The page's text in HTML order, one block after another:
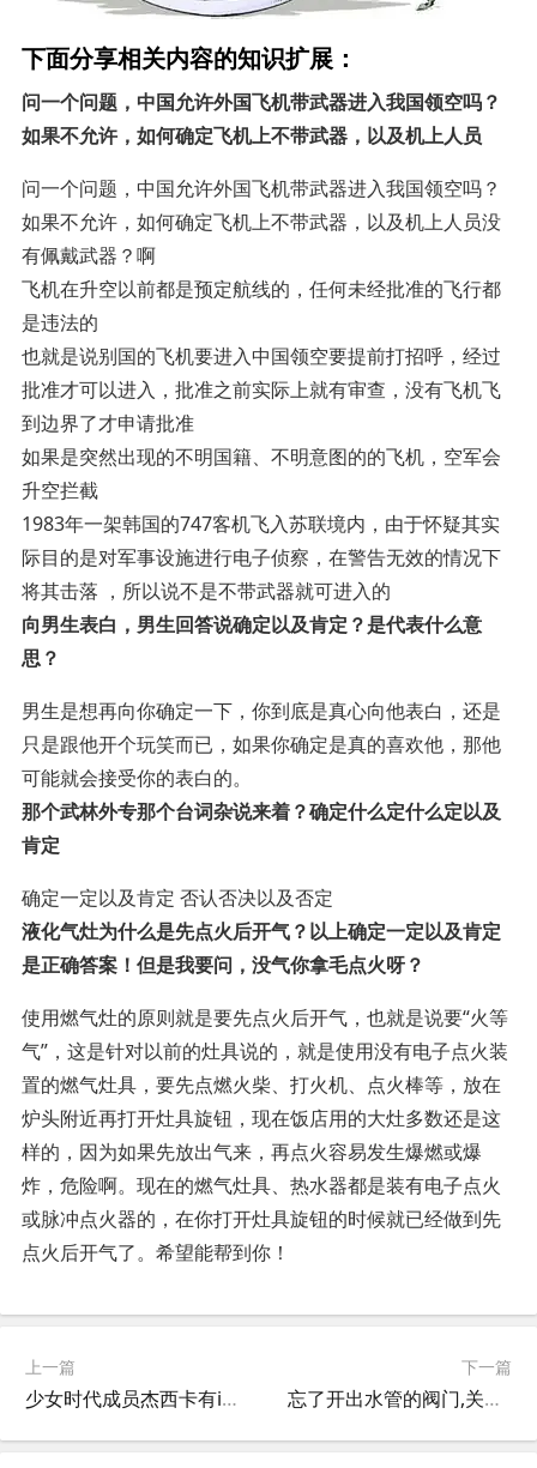
下面分享相关内容的知识扩展：
问一个问题，中国允许外国飞机带武器进入我国领空吗？
如果不允许，如何确定飞机上不带武器，以及机上人员
问一个问题，中国允许外国飞机带武器进入我国领空吗？
如果不允许，如何确定飞机上不带武器，以及机上人员没
有佩戴武器？啊
飞机在升空以前都是预定航线的，任何未经批准的飞行都
是违法的
也就是说别国的飞机要进入中国领空要提前打招呼，经过
批准才可以进入，批准之前实际上就有审查，没有飞机飞
到边界了才申请批准
如果是突然出现的不明国籍、不明意图的的飞机，空军会
升空拦截
1983年一架韩国的747客机飞入苏联境内，由于怀疑其实
际目的是对军事设施进行电子侦察，在警告无效的情况下
将其击落 ，所以说不是不带武器就可进入的
向男生表白，男生回答说确定以及肯定？是代表什么意
思？
男生是想再向你确定一下，你到底是真心向他表白，还是
只是跟他开个玩笑而已，如果你确定是真的喜欢他，那他
可能就会接受你的表白的。
那个武林外专那个台词杂说来着？确定什么定什么定以及
肯定
确定一定以及肯定 否认否决以及否定
液化气灶为什么是先点火后开气？以上确定一定以及肯定
是正确答案！但是我要问，没气你拿毛点火呀？
使用燃气灶的原则就是要先点火后开气，也就是说要“火等
气”，这是针对以前的灶具说的，就是使用没有电子点火装
置的燃气灶具，要先点燃火柴、打火机、点火棒等，放在
炉头附近再打开灶具旋钮，现在饭店用的大灶多数还是这
样的，因为如果先放出气来，再点火容易发生爆燃或爆
炸，危险啊。现在的燃气灶具、热水器都是装有电子点火
或脉冲点火器的，在你打开灶具旋钮的时候就已经做到先
点火后开气了。希望能帮到你！
上一篇
少女时代成员杰西卡有ins账号吗(杰西卡是什么时候退出少女时代的)
下一篇
忘了开出水管的阀门,关着就开泵,开了几分钟水管会立刻破裂吗?单位的...